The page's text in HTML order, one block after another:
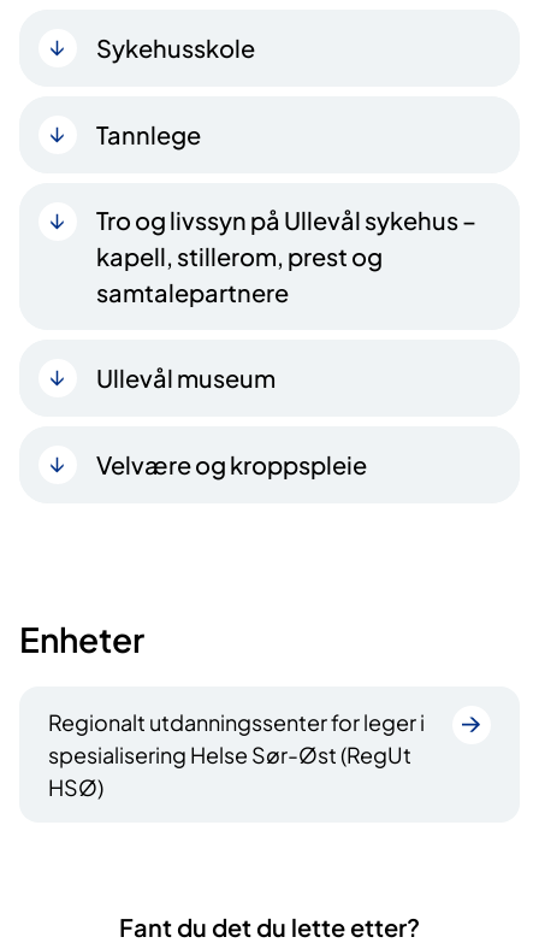
Sykehusskole
Tannlege
Tro og livssyn på Ullevål sykehus –
kapell, stillerom, prest og
samtalepartnere
Ullevål museum
Velvære og kroppspleie
Enheter
Regionalt utdanningssenter for leger i
spesialisering Helse Sør-Øst (RegUt
HSØ)
Fant du det du lette etter?